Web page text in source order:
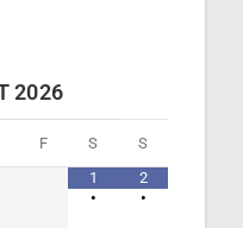
2026
F S
S
1
•
2
•